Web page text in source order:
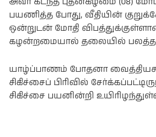
பயணித்த போது, வீதியின்
ஒன்றுடன் மோதி
கழன்றமையால் தலையில் பலத்த
யாழ்ப்பாணம் போதனா
சிகிச்சைப் பிரிவில்
சிகிச்சை பயனின்றி